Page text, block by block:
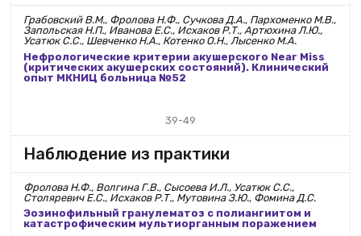
Грабовский В.М., Фролова Н.Ф., Сучкова Д.А., Пархоменко М.В.,
Запольская Н.П., Иванова Е.С., Исхаков Р.Т., Артюхина Л.Ю.,
Усатюк С.С., Шевченко Н.А., Котенко О.Н., Лысенко М.А.
Нефрологические критерии акушерского Near Miss
(критических акушерских состояний). Клинический
опыт МКНИЦ больница №52
39-49
Наблюдение из практики
Фролова Н.Ф., Волгина Г.В., Сысоева И.Л., Усатюк С.С.,
Столяревич Е.С., Исхаков Р.Т., Мутовина З.Ю., Фомина Д.С.
Эозинофильный гранулематоз с полиангиитом и
катастрофическим мультиорганным поражением